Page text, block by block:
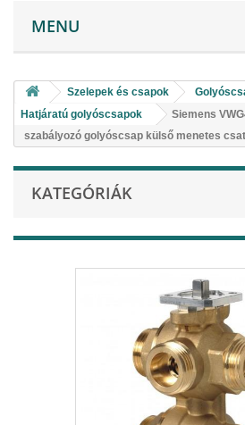
MENU
Szelepek és csapok
Hatjáratú golyóscsapok
Siemens
szabályozó golyóscsap külső menetes
KATEGÓRIÁK